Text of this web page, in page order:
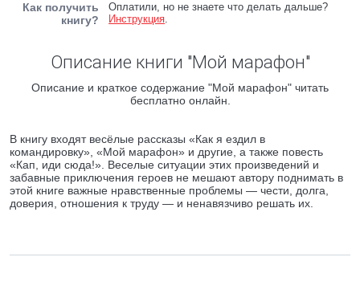
Как получить
книгу?
Оплатили, но не знаете что делать дальше?
Инструкция.
Описание книги "Мой марафон"
Описание и краткое содержание "Мой марафон" читать
бесплатно онлайн.
В книгу входят весёлые рассказы «Как я ездил в
командировку», «Мой марафон» и другие, а также повесть
«Кап, иди сюда!». Веселые ситуации этих произведений и
забавные приключения героев не мешают автору поднимать в
этой книге важные нравственные проблемы — чести, долга,
доверия, отношения к труду — и ненавязчиво решать их.